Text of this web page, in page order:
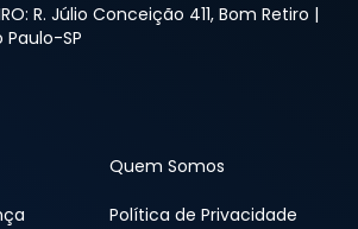
R. Júlio Conceição 411, Bom Retiro |
Paulo-SP
Quem Somos
Política de Privacidade